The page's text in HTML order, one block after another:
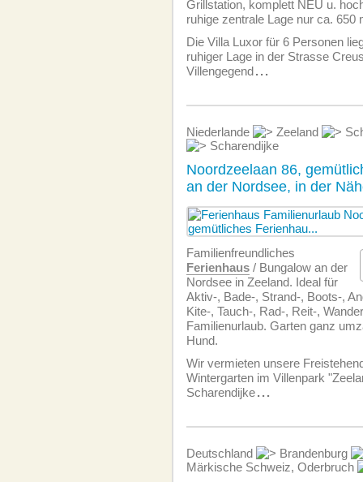
Grillstation, komplett NEU u.
ruhige zentrale Lage nur ca. 650
Die Villa Luxor für 6 Personen
ruhiger Lage in der Strasse
Villengegend...
Niederlande Zeeland
Scharendijke
Noordzeelaan 86,
an der Nordsee, in der
Familien­freundliches
Ferienhaus / Bungalow an der
Nordsee in Zeeland. Ideal für
Aktiv-, Bade-, Strand-, Boots-,
Kite-, Tauch-, Rad-, Reit-,
Familienurlaub. Garten ganz
Hund.
Wir vermieten unsere
Wintergarten im Villenpark
Scharendijke...
Deutschland
Brandenburg
Märkische Schweiz, Oderbruch